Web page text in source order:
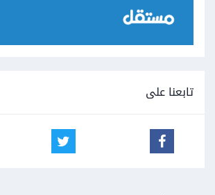
تابعنا على